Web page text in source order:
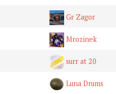
Gr Zagor
Mrozinek
surr at 20
Luna Drums